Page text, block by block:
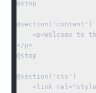
@stop
@section('content')
</p>
@stop
@section('css')